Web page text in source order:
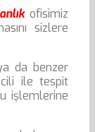
ofisimiz
sizlere
da benzer
ile tespit
işlemlerine